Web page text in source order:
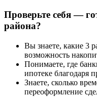
Проверьте себя —
района?
Вы знаете, какие 3
возможность
Понимаете, где
ипотеке благодаря
Знаете, сколько
переоформление